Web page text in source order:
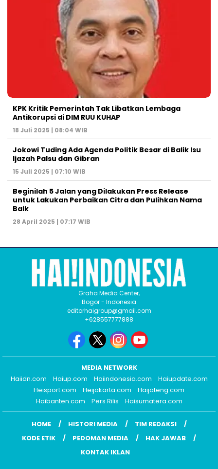
KPK Kritik Pemerintah Tak Libatkan Lembaga
Antikorupsi di DIM RUU KUHAP
18 Juli 2025 | 08:04 WIB
Jokowi Tuding Ada Agenda Politik Besar di Balik Isu
Ijazah Palsu dan Gibran
15 Juli 2025 | 07:10 WIB
Beginilah 5 Jalan yang Dilakukan Press Release
untuk Lakukan Perbaikan Citra dan Pulihkan Nama
Baik
28 April 2025 | 07:17 WIB
Graha Media Center,
Bogor - Indonesia
editorhaigroup@gmail.com
+628557777888
MEDIA NETWORK
Haiidn.com
Haiup.com Haiindonesia.com
Haiupdate.com
Heisport.com
Heijakarta.com
Haijateng.com
Haibanten.com
Pers Rilis Haisumatera.com
HOME HISTORI MEDIA
TIM REDAKSI
KODE ETIK
PEDOMAN MEDIA
HAK JAWAB
KONTAK IKLAN